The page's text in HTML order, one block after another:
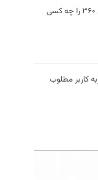
فیلتر در وقت اضافه؛ فوتبال ۳۶۰ را چه کسی
کاربر مطلوب